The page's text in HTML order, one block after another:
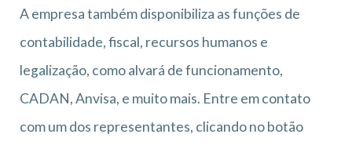
A empresa também disponibiliza as funções de
contabilidade, fiscal, recursos humanos e
legalização, como alvará de funcionamento,
CADAN, Anvisa, e muito mais. Entre em contato
com um dos representantes, clicando no botão